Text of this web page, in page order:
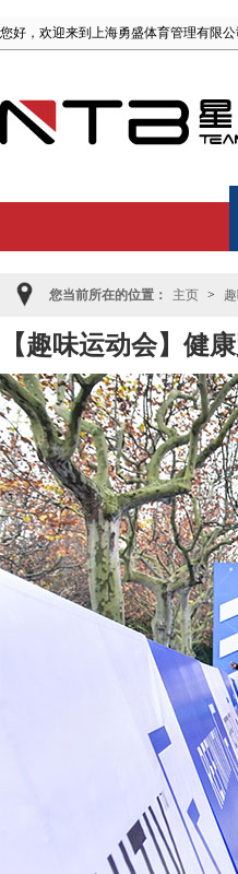
您好，欢迎来到上海勇盛体育管理有限公
您当前所在的位置： 主页 >
【趣味运动会】健